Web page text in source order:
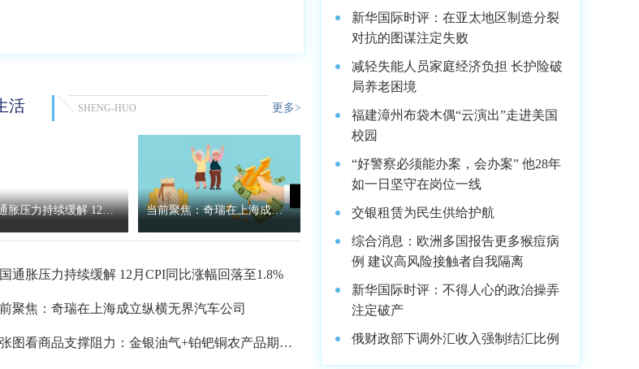
活 SHENG-HUO 更多>
胀压力持续缓解 12月 当前聚焦：奇瑞在上海成立
通胀压力持续缓解 12月CPI同比涨幅回落至1.8%
聚焦：奇瑞在上海成立纵横无界汽车公司
图看商品支撑阻力：金银油气+铂钯铜农产品期货
新华国际时评：在亚太地区制造分裂
对抗的图谋注定失败
减轻失能人员家庭经济负担 长护险破
局养老困境
福建漳州布袋木偶“云演出”走进美国
校园
“好警察必须能办案，会办案” 他28年
如一日坚守在岗位一线
交银租赁为民生供给护航
综合消息：欧洲多国报告更多猴痘病
例 建议高风险接触者自我隔离
新华国际时评：不得人心的政治操弄
注定破产
俄财政部下调外汇收入强制结汇比例